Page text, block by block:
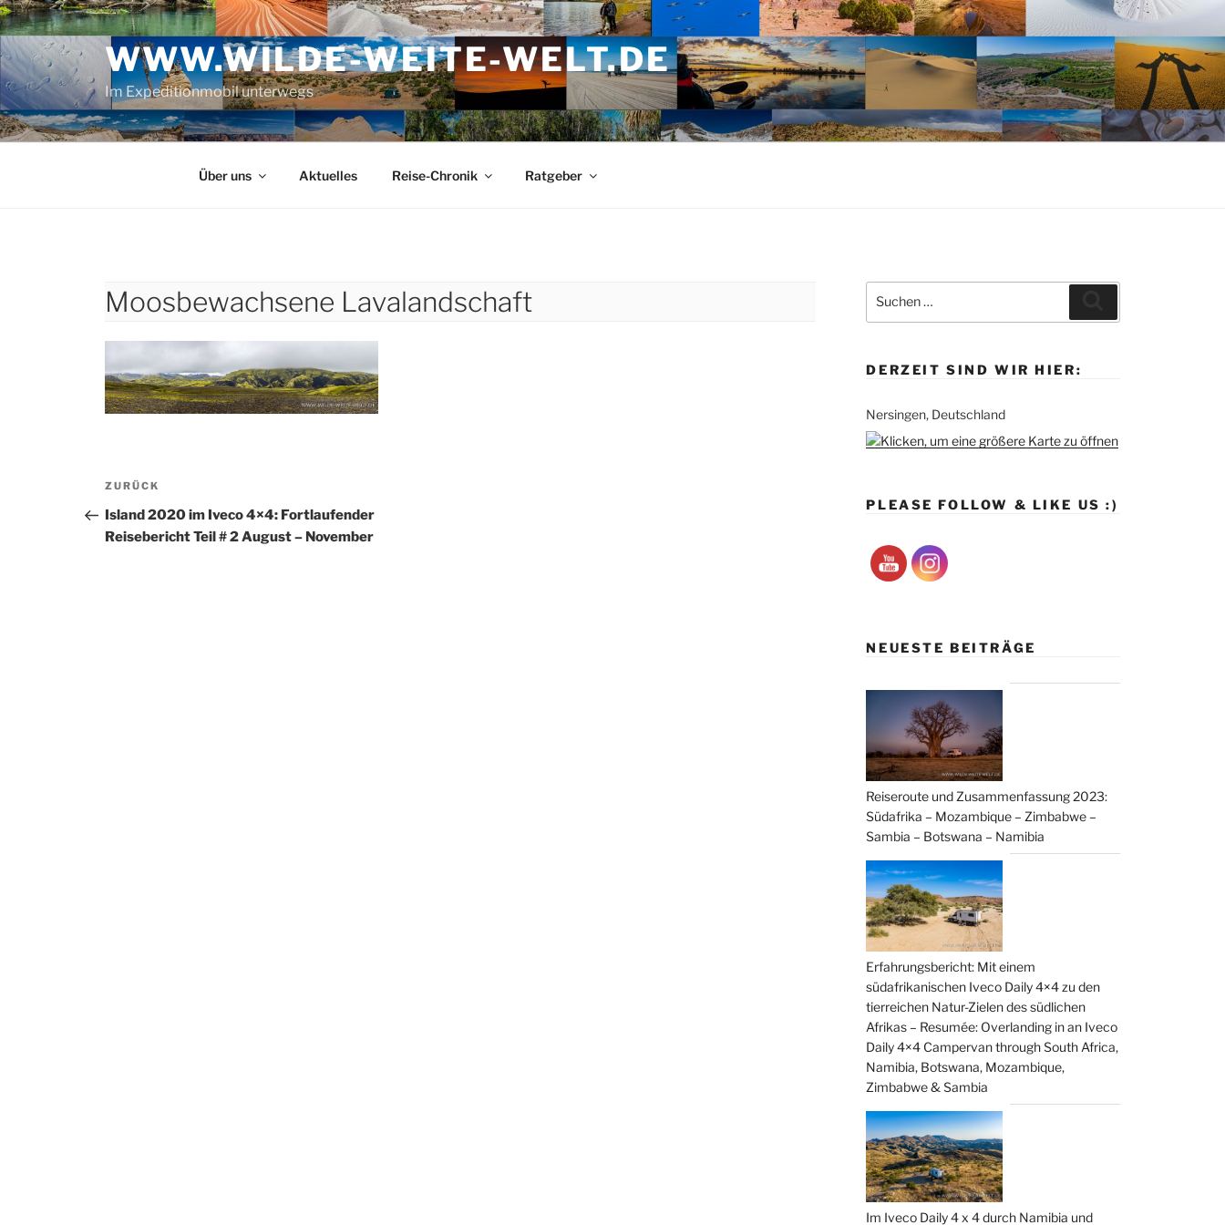
Zum
Inhalt
springen
WWW.WILDE-WEITE-WELT.DE
Im Expeditionmobil unterwegs
Über uns Aktuelles Reise-Chronik Ratgeber
Moosbewachsene Lavalandschaft
Beitragsnavigation
Vorheriger
Beitrag
ZURÜCK
Island 2020 im Iveco 4×4: Fortlaufender
Reisebericht Teil # 2 August – November
nach:
DERZEIT SIND WIR HIER:
Nersingen, Deutschland
PLEASE FOLLOW & LIKE US :)
NEUESTE BEITRÄGE
Reiseroute und Zusammenfassung 2023:
Südafrika – Mozambique – Zimbabwe –
Sambia – Botswana – Namibia
Erfahrungsbericht: Mit einem
südafrikanischen Iveco Daily 4×4 zu den
tierreichen Natur-Zielen des südlichen
Afrikas – Resumée: Overlanding in an Iveco
Daily 4×4 Campervan through South Africa,
Namibia, Botswana, Mozambique,
Zimbabwe & Sambia
Im Iveco Daily 4 x 4 durch Namibia und